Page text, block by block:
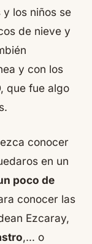
los niños se
de nieve y
y con los
que fue algo
conocer
en un
poco de
conocer las
Ezcaray,
,… o